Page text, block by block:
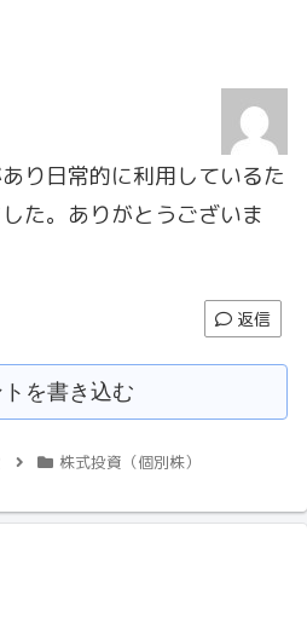
り日常的に利用しているた
た。ありがとうございま
返信
を書き込む
株式投資（個別株）